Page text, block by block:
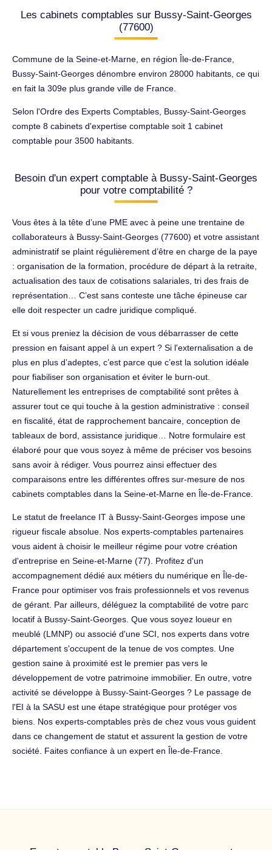
Les cabinets comptables sur Bussy-Saint-Georges
(77600)
Commune de la Seine-et-Marne, en région Île-de-France,
Bussy-Saint-Georges dénombre environ 28000 habitants, ce qui
en fait la 309e plus grande ville de France.
Selon l'Ordre des Experts Comptables, Bussy-Saint-Georges
compte 8 cabinets d'expertise comptable soit 1 cabinet
comptable pour 3500 habitants.
Besoin d'un expert comptable à Bussy-Saint-Georges
pour votre comptabilité ?
Vous êtes à la tête d’une PME avec à peine une trentaine de
collaborateurs à Bussy-Saint-Georges (77600) et votre assistant
administratif se plaint régulièrement d’être en charge de la paye
: organisation de la formation, procédure de départ à la retraite,
actualisation des taux de cotisations salariales, tri des frais de
représentation… C’est sans conteste une tâche épineuse car
elle doit respecter un cadre juridique compliqué.
Et si vous preniez la décision de vous débarrasser de cette
pression en faisant appel à un expert ? Si l'externalisation a de
plus en plus d’adeptes, c’est parce que c’est la solution idéale
pour fiabiliser son organisation et éviter le burn-out.
Naturellement les entreprises de comptabilité sont prêtes à
assurer tout ce qui touche à la gestion administrative : conseil
en fiscalité, état de rapprochement bancaire, conception de
tableaux de bord, assistance juridique… Notre formulaire est
élaboré pour que vous soyez à même de préciser vos besoins
sans avoir à rédiger. Vous pourrez ainsi effectuer des
comparaisons entre les différentes offres sur-mesure de nos
cabinets comptables dans la Seine-et-Marne en Île-de-France.
Le statut de freelance IT à Bussy-Saint-Georges impose une
rigueur fiscale absolue. Nos experts-comptables partenaires
vous aident à choisir le meilleur régime pour votre création
d'entreprise en Seine-et-Marne (77). Profitez d'un
accompagnement dédié aux métiers du numérique en Île-de-
France pour optimiser vos frais professionnels et vos revenus
de gérant. Par ailleurs, déléguez la comptabilité de votre parc
locatif à Bussy-Saint-Georges. Que vous soyez loueur en
meublé (LMNP) ou associé d'une SCI, nos experts dans votre
département s'occupent de la tenue de vos comptes. Une
gestion saine à proximité est le premier pas vers le
développement de votre patrimoine immobilier. En outre, votre
activité se développe à Bussy-Saint-Georges ? Le passage de
l'EI à la SASU est une étape stratégique pour protéger vos
biens. Nos experts-comptables près de chez vous vous guident
dans ce changement de statut et assurent la gestion de votre
société. Faites confiance à un expert en Île-de-France.